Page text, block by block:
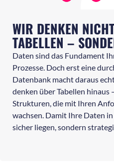
WIR DENKEN
TABELLEN –
Daten sind das Fundament
Prozesse. Doch erst eine
Datenbank macht daraus
denken über Tabellen hinaus
Strukturen, die mit Ihren
wachsen. Damit Ihre Daten
sicher liegen, sondern